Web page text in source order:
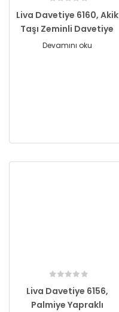
Liva Davetiye 6160, Akik
Taşı Zeminli Davetiye
Devamını oku
Liva Davetiye 6156,
Palmiye Yapraklı